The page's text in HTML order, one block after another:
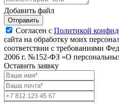
Добавить файл
Отправить
Согласен с Политикой
сайта на обработку моих
соответствии с требованиями
2006 г. №152-ФЗ «О
Оставить заявку